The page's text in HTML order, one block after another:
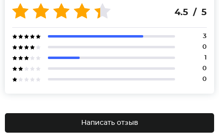
4.5 / 5
3
0
1
0
0
Написать отзыв